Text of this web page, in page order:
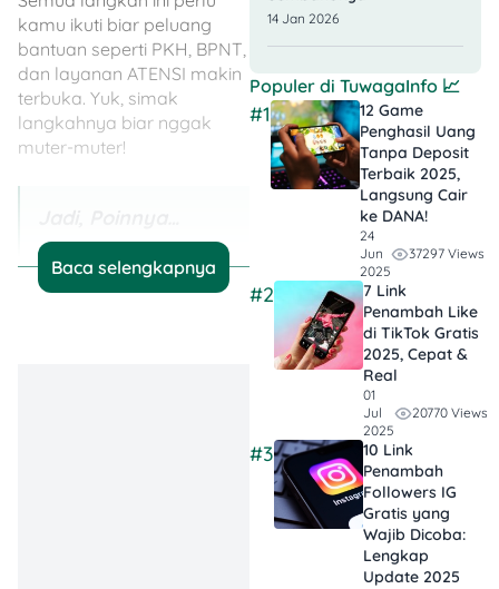
kamu ikuti biar peluang
bantuan seperti PKH, BPNT,
dan layanan ATENSI makin
terbuka. Yuk, simak
langkahnya biar nggak
muter-muter!
DTKS itu Kunci
Masuk: Banyak
Baca selengkapnya
14 Jan 2026
Populer di TuwagaInfo 📈
#1
12 Game
Penghasil Uang
Tanpa Deposit
Terbaik 2025,
Langsung Cair
ke DANA!
24
Jun
2025
37297 Views
#2
7 Link
Penambah Like
di TikTok Gratis
2025, Cepat &
Real
01
Jul
2025
20770 Views
#3
10 Link
Penambah
Followers IG
Gratis yang
Wajib Dicoba:
Lengkap
Update 2025